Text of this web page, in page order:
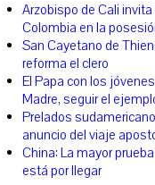
Arzobispo de Cali
Colombia en la
San Cayetano de
reforma el clero
El Papa con los
Madre, seguir el
Prelados
anuncio del viaje
China: La mayor
está por llegar